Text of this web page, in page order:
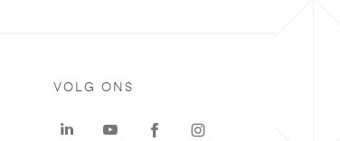
VOLG ONS